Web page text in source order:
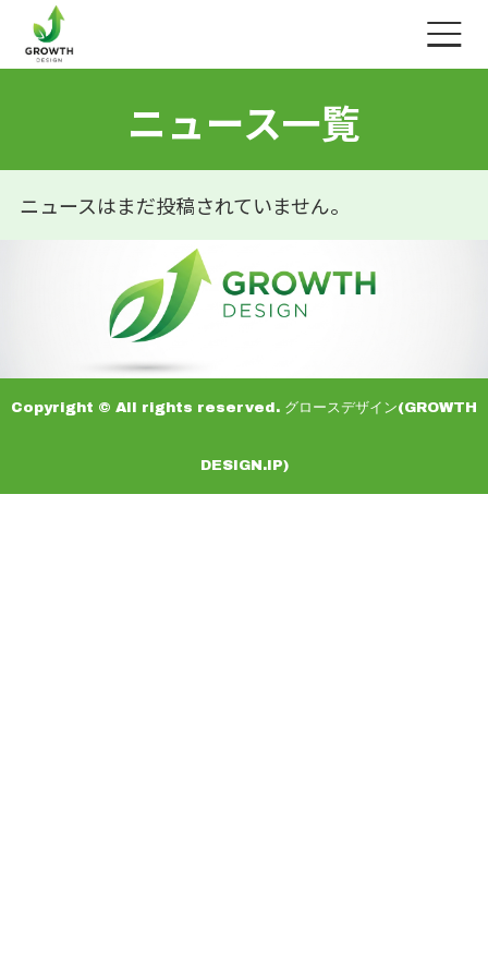
ニュース一覧
ニュースはまだ投稿されていません。
Copyright © All rights reserved. グロースデザイン(GROWTH
DESIGN.IP)